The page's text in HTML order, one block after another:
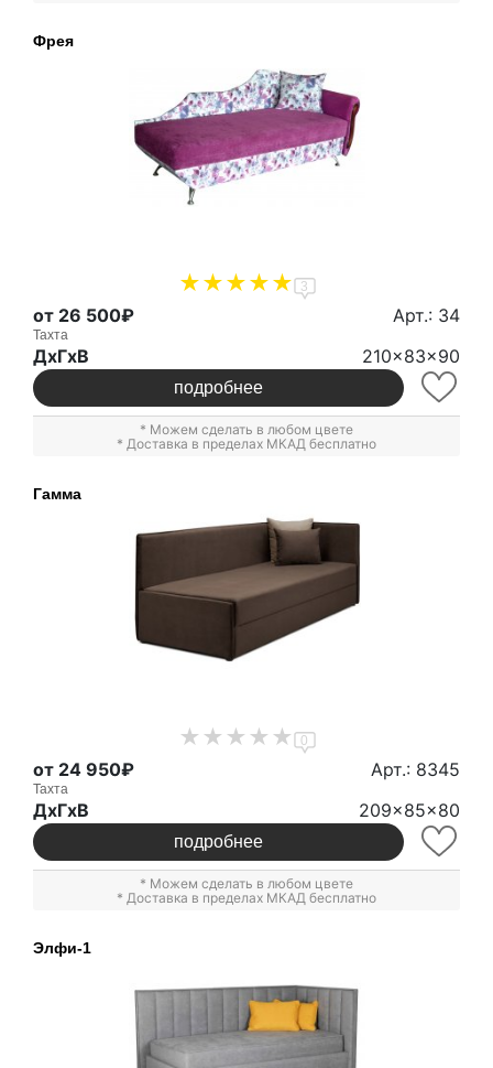
Фрея
3
от 26 500₽ Арт.: 34
Тахта
ДxГxВ 210x83x90
подробнее
* Можем сделать в любом цвете
* Доставка в пределах МКАД бесплатно
Гамма
0
от 24 950₽ Арт.: 8345
Тахта
ДxГxВ 209x85x80
подробнее
* Можем сделать в любом цвете
* Доставка в пределах МКАД бесплатно
Элфи-1